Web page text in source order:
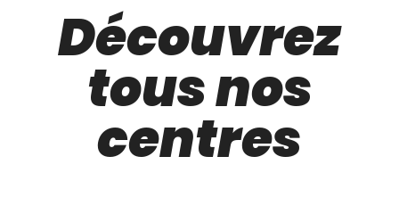
Découvrez
tous nos
centres